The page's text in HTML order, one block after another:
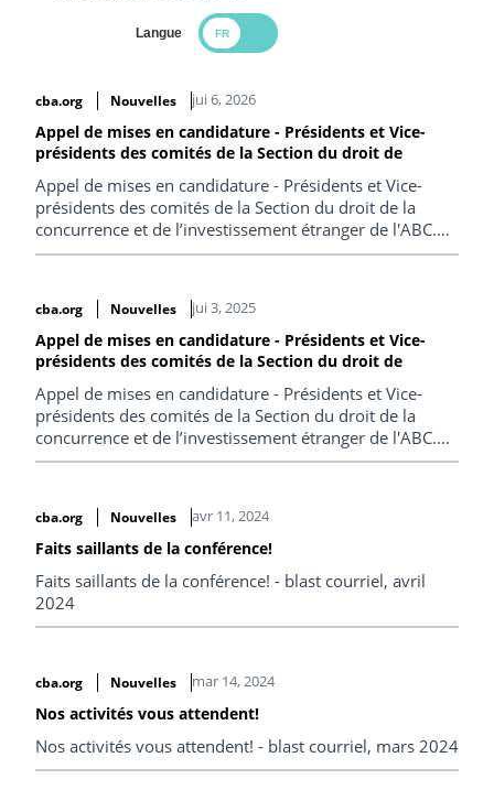
Langue
cba.org
Nouvelles jui 6, 2026
Appel de mises en candidature - Présidents et Vice-
présidents des comités de la Section du droit de
Appel de mises en candidature - Présidents et Vice-
présidents des comités de la Section du droit de la
concurrence et de l’investissement étranger de l'ABC.
Date limite : 27 juillet 202
cba.org Nouvelles jui 3, 2025
Appel de mises en candidature - Présidents et Vice-
présidents des comités de la Section du droit de
Appel de mises en candidature - Présidents et Vice-
présidents des comités de la Section du droit de la
concurrence et de l’investissement étranger de l'ABC.
Date limite : 30 juin 2025
cba.org Nouvelles avr 11, 2024
Faits saillants de la conférence!
Faits saillants de la conférence! - blast courriel, avril
2024
cba.org Nouvelles mar 14, 2024
Nos activités vous attendent!
Nos activités vous attendent! - blast courriel, mars 2024